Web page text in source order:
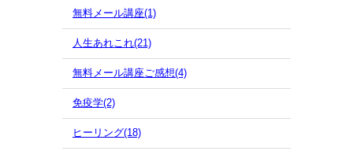
無料メール講座(1)
人生あれこれ(21)
無料メール講座ご感想(4)
免疫学(2)
ヒーリング(18)